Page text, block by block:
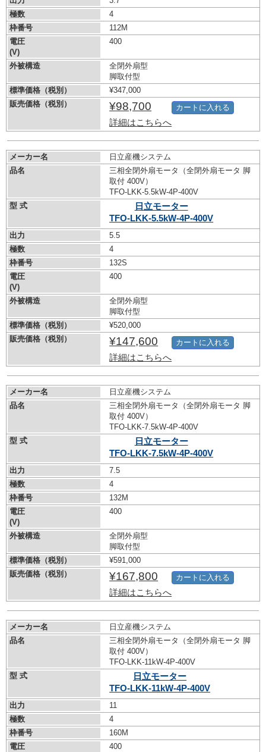
極数
4
枠番号
112M
電圧
(V)
400
外被構造
全閉外扇型
脚取付型
標準価格（税別）
¥347,000
販売価格（税別）
¥98,700
詳細はこちらへ
カートに入れる
メーカー名
日立産機システム
品名
三相全閉外扇モータ（全閉外扇モータ 脚
取付 400V）
TFO-LKK-5.5kW-4P-400V
型 式
日立モーター
TFO-LKK-5.5kW-4P-400V
出力
5.5
極数
4
枠番号
132S
電圧
(V)
400
外被構造
全閉外扇型
脚取付型
標準価格（税別）
¥520,000
販売価格（税別）
¥147,600
詳細はこちらへ
カートに入れる
メーカー名
日立産機システム
品名
三相全閉外扇モータ（全閉外扇モータ 脚
取付 400V）
TFO-LKK-7.5kW-4P-400V
型 式
日立モーター
TFO-LKK-7.5kW-4P-400V
出力
7.5
極数
4
枠番号
132M
電圧
(V)
400
外被構造
全閉外扇型
脚取付型
標準価格（税別）
¥591,000
販売価格（税別）
¥167,800
詳細はこちらへ
カートに入れる
メーカー名
日立産機システム
品名
三相全閉外扇モータ（全閉外扇モータ 脚
取付 400V）
TFO-LKK-11kW-4P-400V
型 式
日立モーター
TFO-LKK-11kW-4P-400V
出力
11
極数
4
枠番号
160M
電圧
400